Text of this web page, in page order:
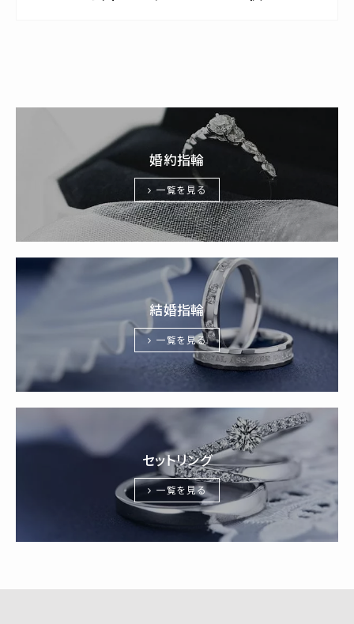
婚約指輪
一覧を見る
結婚指輪
一覧を見る
セットリング
一覧を見る